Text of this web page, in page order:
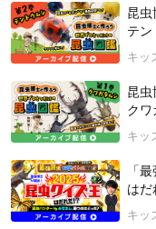
うーー！！
【講師：数学教師芸人
東京学芸大学教育学部
と数学教師の二刀流で
業・オンライン授業・
なくす活動に命を燃や
設立し、会長に就任。
ンネル『スタフリ』
う数学ルート4』
学生のためのバク速!計
☆タカタ先生公式サイ
昆
テ
キッ
昆
ク
キッ
「
はだ
キッ